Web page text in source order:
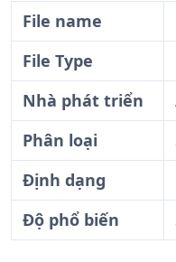
File name
File Type
Nhà phát triển
Phân loại
Định dạng
Độ phổ biến